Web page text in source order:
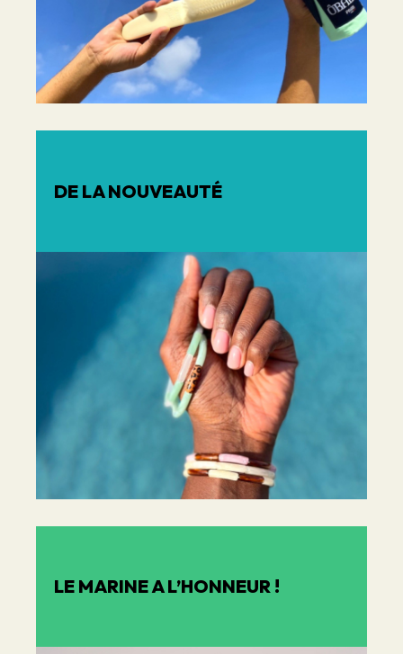
DE LA NOUVEAUTÉ
LE MARINE A L’HONNEUR !